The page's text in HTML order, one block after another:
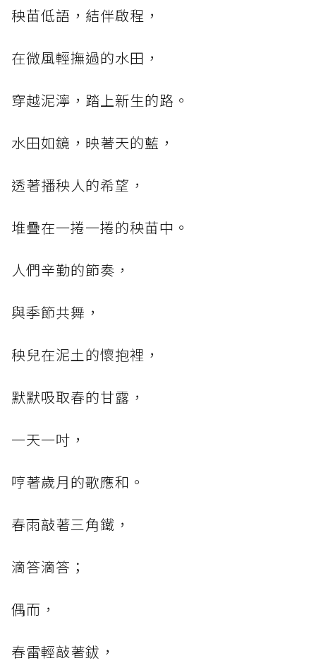
秧苗低語，結伴啟程，
在微風輕撫過的水田，
穿越泥濘，踏上新生的路。
水田如鏡，映著天的藍，
透著播秧人的希望，
堆疊在一捲一捲的秧苗中。
人們辛勤的節奏，
與季節共舞，
秧兒在泥土的懷抱裡，
默默吸取春的甘露，
一天一吋，
哼著歲月的歌應和。
春雨敲著三角鐵，
滴答滴答；
偶而，
春雷輕敲著鈸，